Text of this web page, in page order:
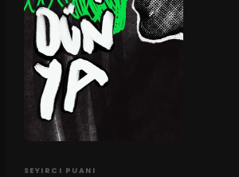
SEYIRCI PUANI